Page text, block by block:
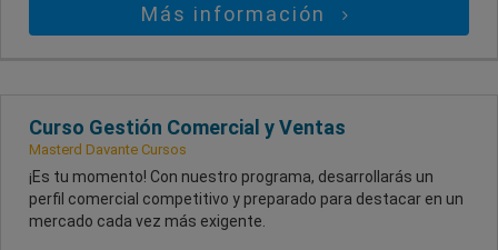
Más información
Curso Gestión Comercial y Ventas
Masterd Davante Cursos
¡Es tu momento! Con nuestro programa, desarrollarás un
perfil comercial competitivo y preparado para destacar en un
mercado cada vez más exigente.